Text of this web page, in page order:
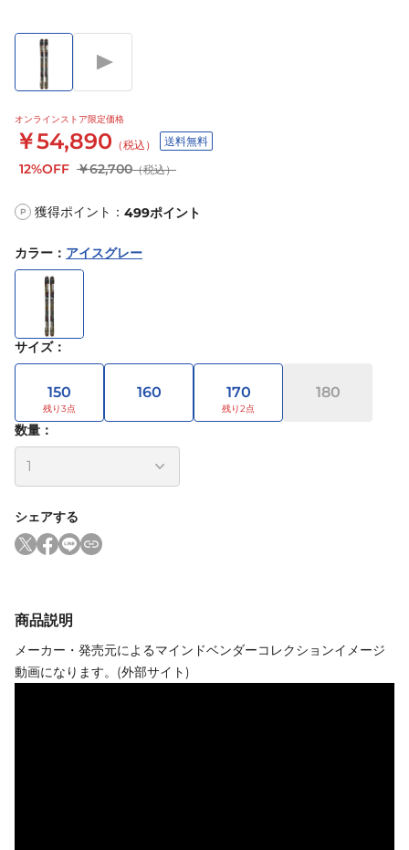
オンラインストア限定価格
￥54,890 （税込） 送料無料
12%OFF ￥62,700（税込）
P 獲得ポイント： 499ポイント
カラー ： アイスグレー
サイズ：
150 160 170 180
数量：
シェアする
商品説明
メーカー・発売元によるマインドベンダーコレクションイメージ
動画になります。(外部サイト)